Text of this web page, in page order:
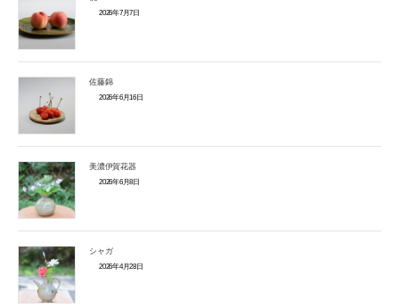
2026年7月7日
佐藤錦
2026年6月16日
美濃伊賀花器
2026年6月8日
シャガ
2026年4月28日